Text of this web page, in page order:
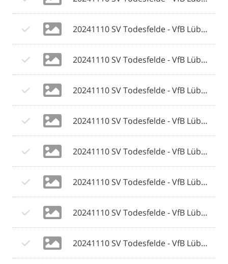
20241110 SV Todesfelde - VfB Lübeck 084 © 2024 Olaf Wegerich.jpg
20241110 SV Todesfelde - VfB Lübeck 085 © 2024 Olaf Wegerich.jpg
20241110 SV Todesfelde - VfB Lübeck 086 © 2024 Olaf Wegerich.jpg
20241110 SV Todesfelde - VfB Lübeck 087 © 2024 Olaf Wegerich.jpg
20241110 SV Todesfelde - VfB Lübeck 088 © 2024 Olaf Wegerich.jpg
20241110 SV Todesfelde - VfB Lübeck 089 © 2024 Olaf Wegerich.jpg
20241110 SV Todesfelde - VfB Lübeck 090 © 2024 Olaf Wegerich.jpg
20241110 SV Todesfelde - VfB Lübeck 091 © 2024 Olaf Wegerich.jpg